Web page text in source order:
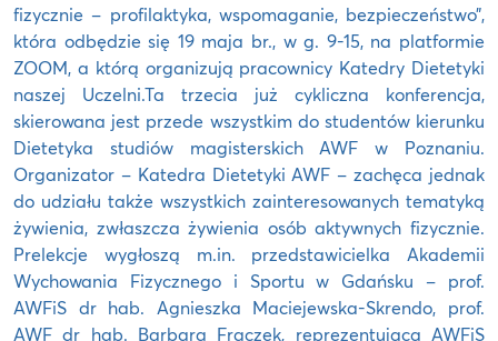
fizycznie – profilaktyka, wspomaganie, bezpieczeństwo”,
która odbędzie się 19 maja br., w g. 9-15, na platformie
ZOOM, a którą organizują pracownicy Katedry Dietetyki
naszej Uczelni.Ta trzecia już cykliczna konferencja,
skierowana jest przede wszystkim do studentów kierunku
Dietetyka studiów magisterskich AWF w Poznaniu.
Organizator – Katedra Dietetyki AWF – zachęca jednak
do udziału także wszystkich zainteresowanych tematyką
żywienia, zwłaszcza żywienia osób aktywnych fizycznie.
Prelekcje wygłoszą m.in. przedstawicielka Akademii
Wychowania Fizycznego i Sportu w Gdańsku – prof.
AWFiS dr hab. Agnieszka Maciejewska-Skrendo, prof.
AWF dr hab. Barbara Frączek, reprezentująca AWFiS